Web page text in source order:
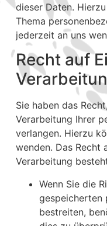
dieser Daten.
Thema
jederzeit an uns
Recht auf
Sie haben das
Verarbeitung Ihrer
verlangen. Hierzu
wenden. Das Recht
Verarbeitung
Wenn Sie die
gespeicherten
bestreiten,